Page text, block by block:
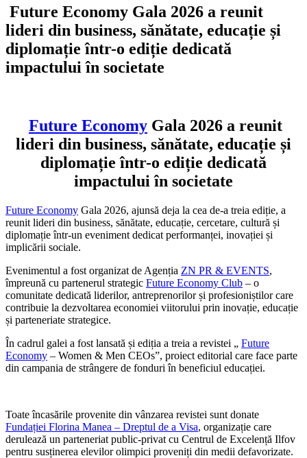
Future Economy Gala 2026 a reunit
lideri din business, sănătate, educație și
diplomație într-o ediție dedicată
impactului în societate
Future Economy Gala 2026 a reunit
lideri din business, sănătate, educație și
diplomație într-o ediție dedicată
impactului în societate
Future Economy Gala 2026, ajunsă deja la cea de-a treia ediție, a
reunit lideri din business, sănătate, educație, cercetare, cultură și
diplomație într-un eveniment dedicat performanței, inovației și
implicării sociale.
Evenimentul a fost organizat de Agenția ZN PR & EVENTS,
împreună cu partenerul strategic Future Economy Club – o
comunitate dedicată liderilor, antreprenorilor și profesioniștilor care
contribuie la dezvoltarea economiei viitorului prin inovație, educație
și parteneriate strategice.
În cadrul galei a fost lansată și ediția a treia a revistei „ Future
Economy – Women & Men CEOs”, proiect editorial care face parte
din campania de strângere de fonduri în beneficiul educației.
Toate încasările provenite din vânzarea revistei sunt donate
Fundației Florina Manea – Dreptul de a Visa, organizație care
derulează un parteneriat public-privat cu Centrul de Excelență Ilfov
pentru susținerea elevilor olimpici proveniți din medii defavorizate.